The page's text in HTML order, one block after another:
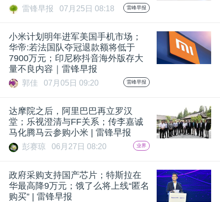
雷锋早报 07月25日 08:18 雷峰早报
小米计划明年进军美国手机市场；
华帝:若法国队夺冠退款额将低于
7900万元；印尼称抖音海外版存大
量不良内容｜雷锋早报
郭佳 07月05日 09:20 雷峰早报
达摩院之后，阿里巴巴再立罗汉
堂；乐视澄清与FF关系；传李嘉诚
马化腾马云参购小米 | 雷锋早报
彭赛琼 06月27日 08:20 业界
政府采购支持国产芯片；特斯拉在
华最高降9万元；饿了么将上线“匿名
购买” | 雷锋早报